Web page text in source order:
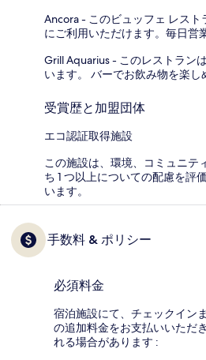
Ancora - このビュッフェ レス
にご利用いただけます。毎日営
Grill Aquarius - このレストラン
います。 バーでお飲み物を楽
受賞歴と加盟団体
エコ認証取得施設
この施設は、環境、コミュニテ
ち 1 つ以上についての配慮を評
います。
手数料 & ポリシー
必須料金
宿泊施設にて、チェックイン
の追加料金をお支払いいただ
れる場合があります :